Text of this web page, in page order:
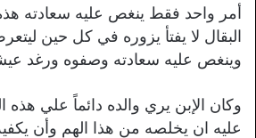
أمر واحد فقط ينغص عليه سعادته
البقال لا يفتأ يزوره في كل حين
وينغص عليه سعادته وصفوه ورغد
وكان الإبن يري والده دائماً علي هذه
عليه ان يخلصه من هذا الهم وأن